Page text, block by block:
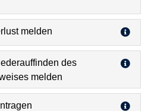
melden
des
melden